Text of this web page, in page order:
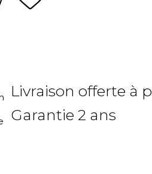
Livraison offerte à
Garantie 2 ans